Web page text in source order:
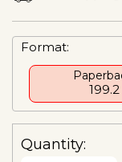
Format:
₹ 199.2
Quantity: